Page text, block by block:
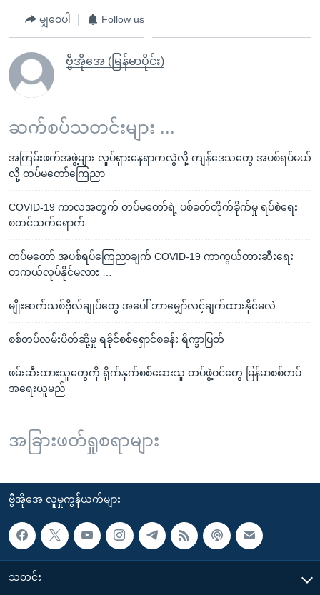
မျှဝေပါ Follow us
ဗွီအိုအေ (မြန်မာပိုင်း)
ဆက်စပ်သတင်းများ ...
အကြမ်းဖက်အဖွဲ့များ လှုပ်ရှားနေရာကလွဲလို့ ကျန်ဒေသတွေ အပစ်ရပ်မယ်
လို့ တပ်မတော်ကြေညာ
COVID-19 ကာလအတွက် တပ်မတော်ရဲ့ ပစ်ခတ်တိုက်ခိုက်မှု ရပ်စဲရေး
စတင်သက်ရောက်
တပ်မတော် အပစ်ရပ်ကြေညာချက် COVID-19 ကာကွယ်တားဆီးရေး
တကယ်လုပ်နိုင်မလား …
မျိုးဆက်သစ်ဗိုလ်ချုပ်တွေ အပေါ် ဘာမျှော်လင့်ချက်ထားနိုင်မလဲ
စစ်တပ်လမ်းပိတ်ဆို့မှု ရခိုင်စစ်ရှောင်စခန်း ရိက္ခာပြတ်
ဖမ်းဆီးထားသူတွေကို ရိုက်နှက်စစ်ဆေးသူ တပ်ဖွဲ့ဝင်တွေ မြန်မာစစ်တပ်
အရေးယူမည်
အခြားဖတ်ရှုစရာများ
ဗွီအိုအေ လူမှုကွန်ယက်များ
သတင်း